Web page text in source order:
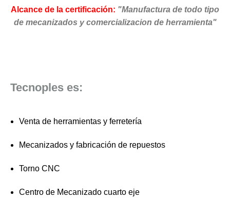
Alcance de la certificación: "Manufactura de todo tipo
de mecanizados y comercializacion de herramienta"
Tecnoples es:
Venta de herramientas y ferretería
Mecanizados y fabricación de repuestos
Torno CNC
Centro de Mecanizado cuarto eje